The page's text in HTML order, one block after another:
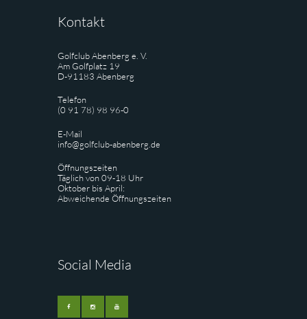
Kontakt
Golfclub Abenberg e. V.
Am Golfplatz 19
D-91183 Abenberg
Telefon
(0 91 78) 98 96-0
E-Mail
info@golfclub-abenberg.de
Öffnungszeiten
Täglich von 09-18 Uhr
Oktober bis April:
Abweichende Öffnungszeiten
Social Media